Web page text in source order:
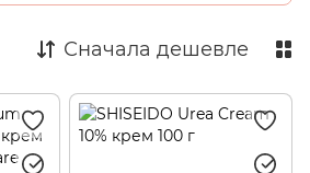
Сначала дешевле